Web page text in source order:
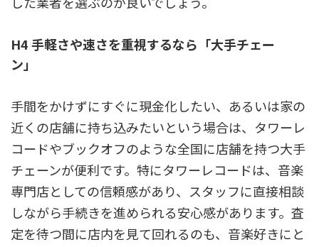
H4 手軽さや速さを重視するなら「大手チェー
ン」
手間をかけずにすぐに現金化したい、あるいは家の
近くの店舗に持ち込みたいという場合は、タワーレ
コードやブックオフのような全国に店舗を持つ大手
チェーンが便利です。特にタワーレコードは、音楽
専門店としての信頼感があり、スタッフに直接相談
しながら手続きを進められる安心感があります。査
定を待つ間に店内を見て回れるのも、音楽好きにと